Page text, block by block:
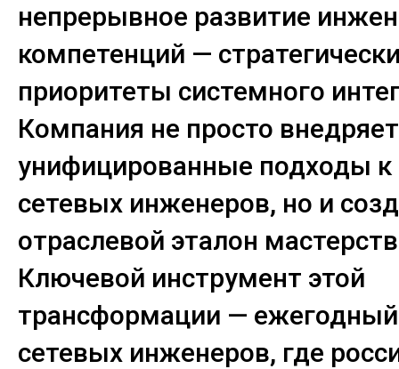
непрерывное развитие
компетенций —
приоритеты системного
Компания не просто внедряет
унифицированные подходы к
сетевых инженеров, но и
отраслевой эталон
Ключевой инструмент этой
трансформации —
сетевых инженеров, где